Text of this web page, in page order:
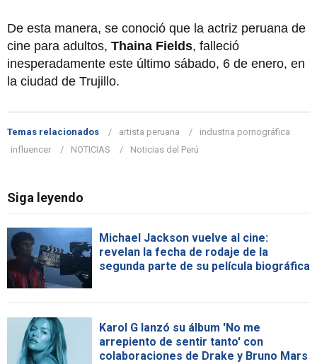
De esta manera, se conoció que la actriz peruana de
cine para adultos, Thaina Fields, falleció
inesperadamente este último sábado, 6 de enero, en
la ciudad de Trujillo.
Temas relacionados artista peruana
industria pornográfica
influencer
NOTICIAS Noticias del Perú
Siga leyendo
Michael Jackson vuelve al cine:
revelan la fecha de rodaje de la
segunda parte de su película biográfica
Karol G lanzó su álbum 'No me
arrepiento de sentir tanto' con
colaboraciones de Drake y Bruno Mars